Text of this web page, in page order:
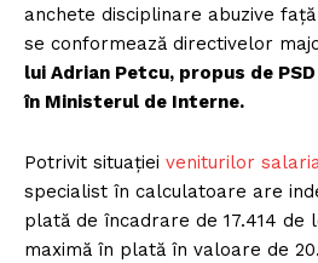
anchete disciplinare abuzive
se conformează directivelor
lui Adrian Petcu, propus de
în Ministerul de Interne.
Potrivit situației veniturilor
specialist în calculatoare are
plată de încadrare de 17.414 de
maximă în plată în valoare de